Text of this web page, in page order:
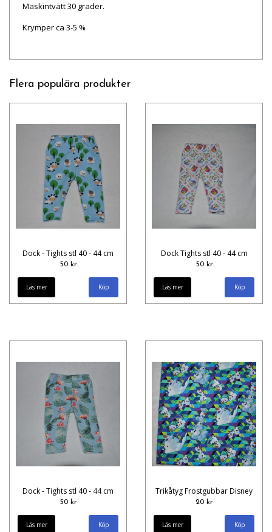
Maskintvätt 30 grader.
Krymper ca 3-5 %
Flera populära produkter
Dock - Tights stl 40 - 44 cm
50 kr
Läs mer
Dock Tights stl 40 - 44 cm
50 kr
Läs mer
Dock - Tights stl 40 - 44 cm
50 kr
Läs mer
Trikåtyg Frostgubbar Disney
20 kr
Läs mer